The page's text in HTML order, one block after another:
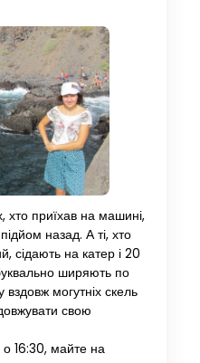
приїхав на машині,
назад. А ті, хто
сідають на катер і 20
ширяють по
могутніх скель
свою
о 16:30, майте на